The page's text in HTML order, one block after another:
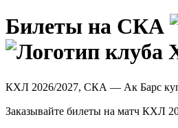
Билеты на СКА
КХЛ 2026/2027, СКА — Ак Барс
Заказывайте билеты на матч КХЛ